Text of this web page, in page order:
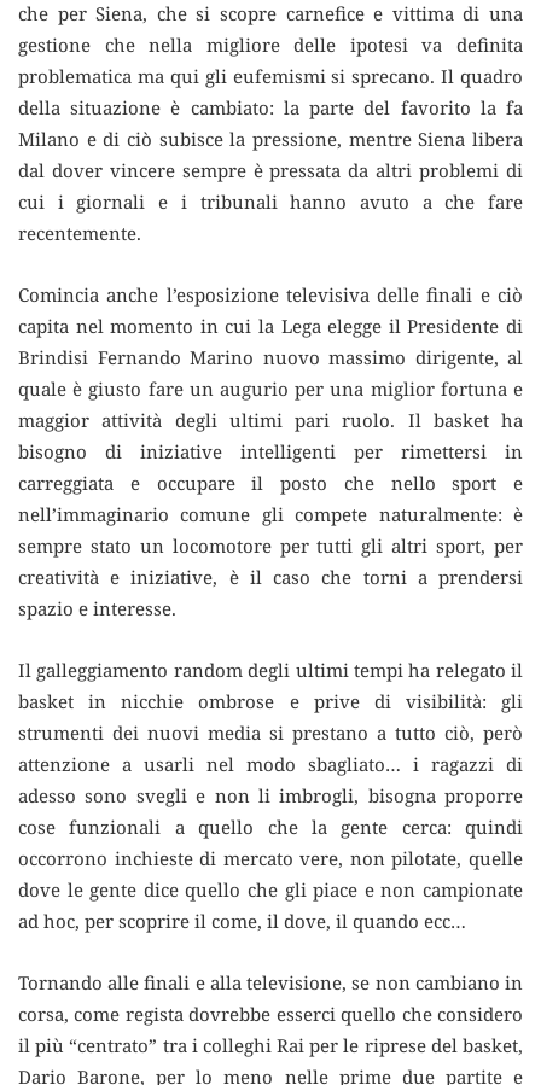
che per Siena, che si scopre carnefice e vittima di una
gestione che nella migliore delle ipotesi va definita
problematica ma qui gli eufemismi si sprecano. Il quadro
della situazione è cambiato: la parte del favorito la fa
Milano e di ciò subisce la pressione, mentre Siena libera
dal dover vincere sempre è pressata da altri problemi di
cui i giornali e i tribunali hanno avuto a che fare
recentemente.
Comincia anche l’esposizione televisiva delle finali e ciò
capita nel momento in cui la Lega elegge il Presidente di
Brindisi Fernando Marino nuovo massimo dirigente, al
quale è giusto fare un augurio per una miglior fortuna e
maggior attività degli ultimi pari ruolo. Il basket ha
bisogno di iniziative intelligenti per rimettersi in
carreggiata e occupare il posto che nello sport e
nell’immaginario comune gli compete naturalmente: è
sempre stato un locomotore per tutti gli altri sport, per
creatività e iniziative, è il caso che torni a prendersi
spazio e interesse.
Il galleggiamento random degli ultimi tempi ha relegato il
basket in nicchie ombrose e prive di visibilità: gli
strumenti dei nuovi media si prestano a tutto ciò, però
attenzione a usarli nel modo sbagliato… i ragazzi di
adesso sono svegli e non li imbrogli, bisogna proporre
cose funzionali a quello che la gente cerca: quindi
occorrono inchieste di mercato vere, non pilotate, quelle
dove le gente dice quello che gli piace e non campionate
ad hoc, per scoprire il come, il dove, il quando ecc…
Tornando alle finali e alla televisione, se non cambiano in
corsa, come regista dovrebbe esserci quello che considero
il più “centrato” tra i colleghi Rai per le riprese del basket,
Dario Barone, per lo meno nelle prime due partite e